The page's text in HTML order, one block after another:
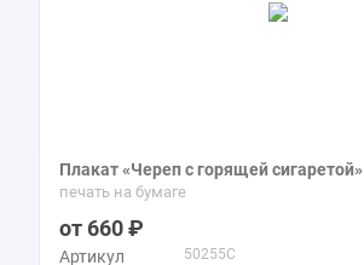
Плакат «Череп с горящей сигаретой»
печать на бумаге
660
Артикул 50255C